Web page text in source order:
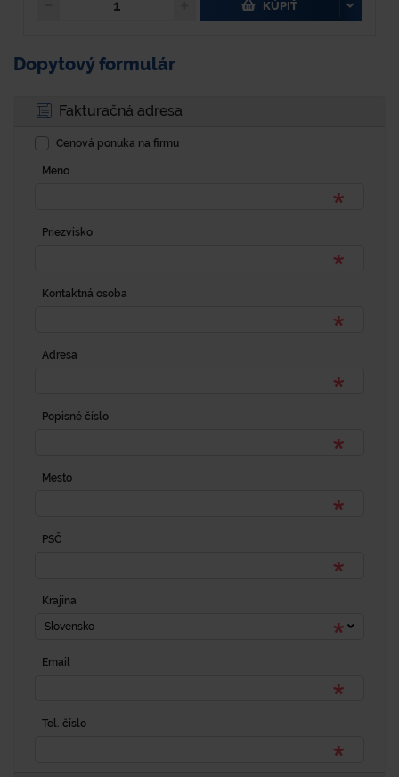
KÚPIŤ
Dopytový formulár
Fakturačná adresa
Cenová ponuka na firmu
Meno
Priezvisko
Kontaktná osoba
Adresa
Popisné číslo
Mesto
PSČ
Krajina
Slovensko
Email
Tel. číslo